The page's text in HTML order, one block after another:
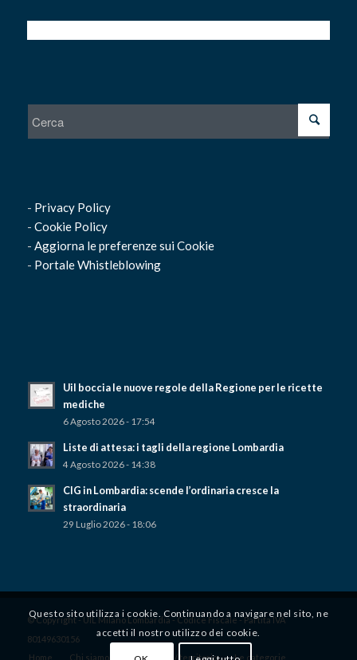
- Privacy Policy
- Cookie Policy
- Aggiorna le preferenze sui Cookie
- Portale Whistleblowing
Uil boccia le nuove regole della Regione per le ricette
mediche
6 Agosto 2026 - 17:54
Liste di attesa: i tagli della regione Lombardia
4 Agosto 2026 - 14:38
CIG in Lombardia: scende l’ordinaria cresce la
straordinaria
29 Luglio 2026 - 18:06
© Copyright - UIL Milano Lombardia - Codice Fiscale - Partita IVA
80149630156
Home
Chi siamo Dove siamo / territorio Le categorie
Questo sito utilizza i cookie. Continuando a navigare nel sito, ne
accetti il ​​nostro utilizzo dei cookie.